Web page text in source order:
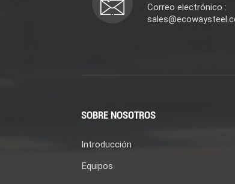
Correo electrónico :
SOBRE NOSOTROS
Introducción
Equipos